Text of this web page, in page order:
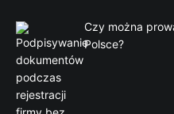
Czy można
Polsce?